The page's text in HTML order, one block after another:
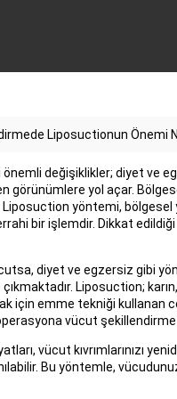
Liposuctionun Önemi
önemli değişiklikler; diyet ve
yol açar.
yöntemi, bölgesel
bir işlemdir. Dikkat
diyet ve egzersiz gibi
Liposuction;
için emme tekniği
vücut
vücut kıvrımlarınızı
Bu yöntemle,